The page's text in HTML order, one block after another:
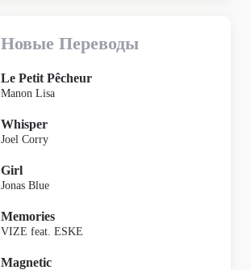
Новые Переводы
Le Petit Pêcheur
Manon Lisa
Whisper
Joel Corry
Girl
Jonas Blue
Memories
VIZE feat. ESKE
Magnetic